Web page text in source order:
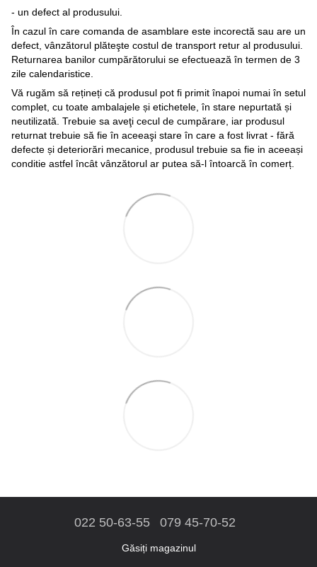
- un defect al produsului.
În cazul în care comanda de asamblare este incorectă sau are un
defect, vânzătorul plăteşte costul de transport retur al produsului.
Returnarea banilor cumpărătorului se efectuează în termen de 3
zile calendaristice.
Vă rugăm să rețineți că produsul pot fi primit înapoi numai în setul
complet, cu toate ambalajele și etichetele, în stare nepurtată și
neutilizată. Trebuie sa aveţi cecul de cumpărare, iar produsul
returnat trebuie să fie în aceeaşi stare în care a fost livrat - fără
defecte și deteriorări mecanice, produsul trebuie sa fie in aceeași
conditie astfel încât vânzătorul ar putea să-l întoarcă în comerț.
022 50-63-55 079 45-70-52
Găsiți magazinul